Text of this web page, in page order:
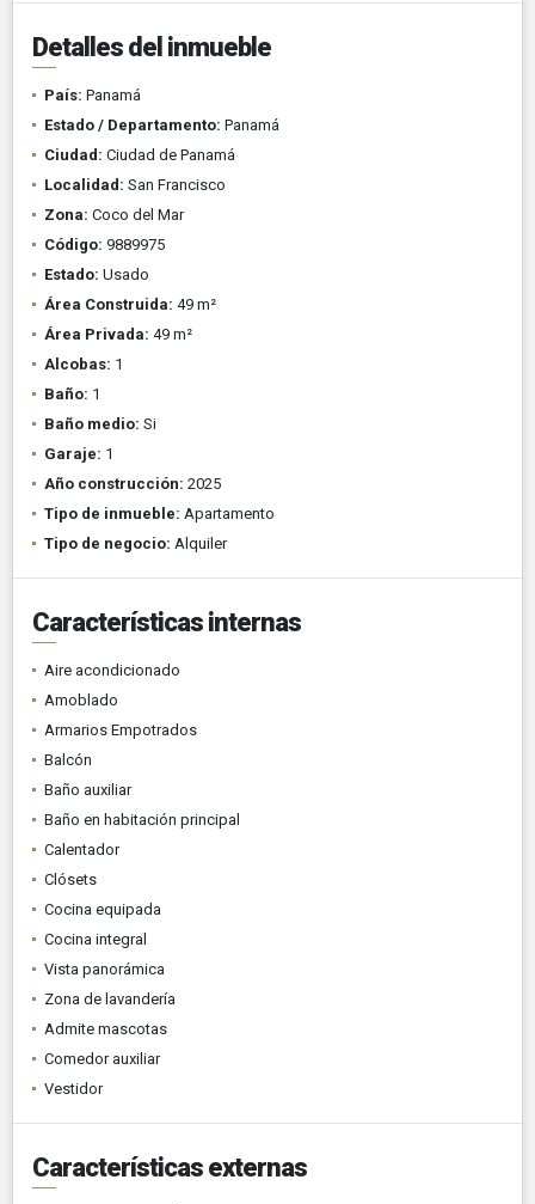
Detalles del inmueble
País: Panamá
Estado / Departamento: Panamá
Ciudad: Ciudad de Panamá
Localidad: San Francisco
Zona: Coco del Mar
Código: 9889975
Estado: Usado
Área Construida: 49 m²
Área Privada: 49 m²
Alcobas: 1
Baño: 1
Baño medio: Si
Garaje: 1
Año construcción: 2025
Tipo de inmueble: Apartamento
Tipo de negocio: Alquiler
Características internas
Aire acondicionado
Amoblado
Armarios Empotrados
Balcón
Baño auxiliar
Baño en habitación principal
Calentador
Clósets
Cocina equipada
Cocina integral
Vista panorámica
Zona de lavandería
Admite mascotas
Comedor auxiliar
Vestidor
Características externas